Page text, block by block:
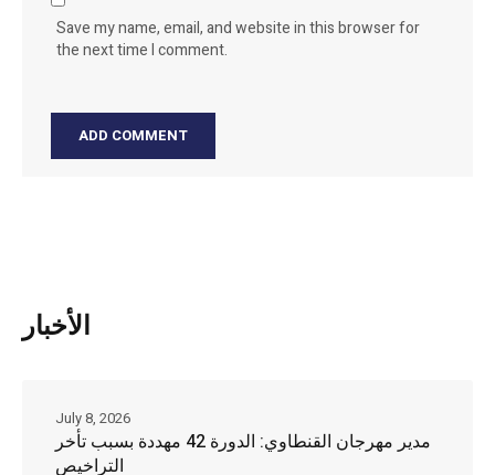
Save my name, email, and website in this browser for
the next time I comment.
الأخبار
مدير مهرجان القنطاوي: الدورة 42 مهددة بسبب تأخر
التراخيص
July 8, 2026